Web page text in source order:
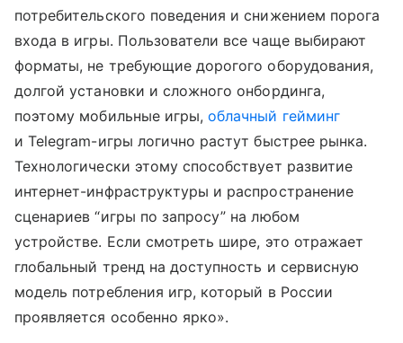
потребительского поведения и снижением порога
входа в игры. Пользователи все чаще выбирают
форматы, не требующие дорогого оборудования,
долгой установки и сложного онбординга,
поэтому мобильные игры,облачный гейминг
и Telegram-игры логично растут быстрее рынка.
Технологически этому способствует развитие
интернет-инфраструктуры и распространение
сценариев “игры по запросу” на любом
устройстве. Если смотреть шире, это отражает
глобальный тренд на доступность и сервисную
модель потребления игр, который в России
проявляется особенно ярко».